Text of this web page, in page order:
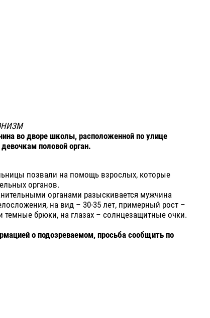
во дворе школы, расположенной по улице
половой орган.
позвали на помощь взрослых, которые
органов.
органами разыскивается мужчина
на вид – 30-35 лет, примерный рост –
темные брюки, на глазах – солнцезащитные очки.
о подозреваемом, просьба сообщить по